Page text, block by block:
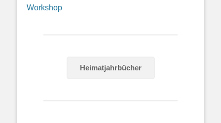
Workshop
Heimatjahrbücher